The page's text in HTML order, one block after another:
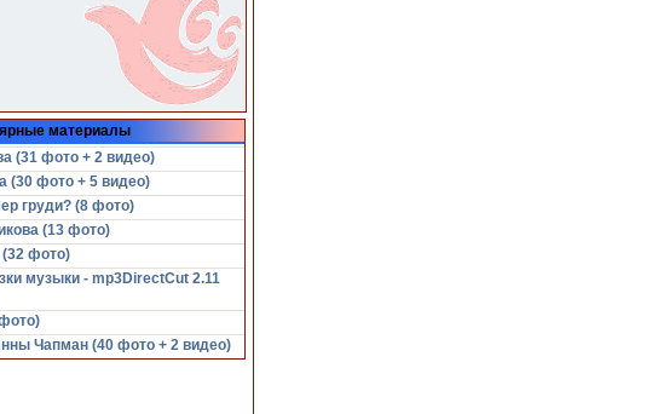
материалы
(31 фото + 2 видео)
(30 фото + 5 видео)
груди? (8 фото)
(13 фото)
фото)
музыки - mp3DirectCut 2.11
Чапман (40 фото + 2 видео)